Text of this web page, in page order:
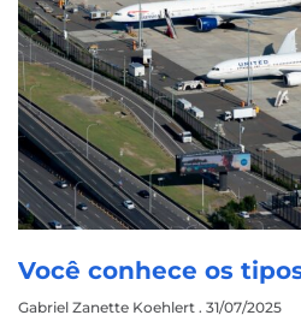
Você conhece os
Gabriel Zanette Koehlert 31/07/2025